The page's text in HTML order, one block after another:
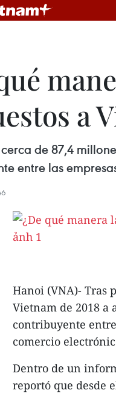
a
de 87,4
entre las
Hanoi (VNA)- Tras
Vietnam de 2018 a
contribuyente
comercio
Dentro de un
reportó que desde